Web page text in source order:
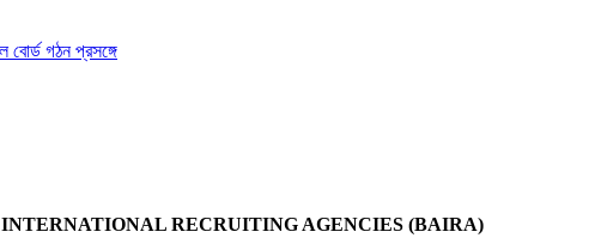
বোর্ড গঠন প্রসঙ্গে
RECRUITING AGENCIES (BAIRA)